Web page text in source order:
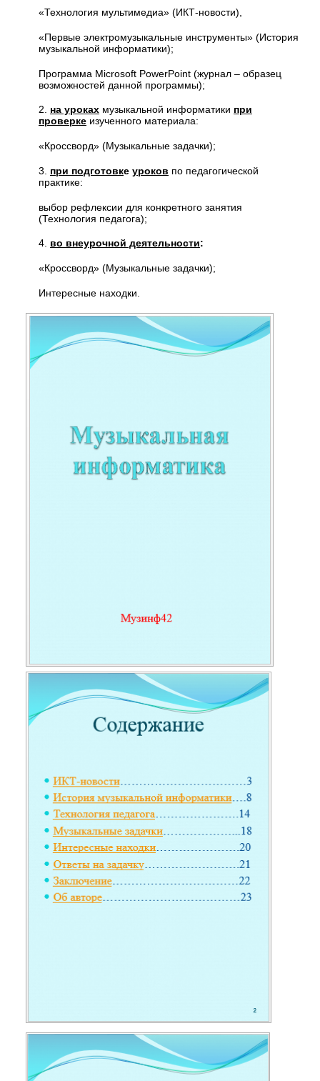
«Технология мультимедиа» (ИКТ-новости),
«Первые электромузыкальные инструменты» (История
музыкальной информатики);
Программа Microsoft PowerPoint (журнал – образец
возможностей данной программы);
2. на уроках музыкальной информатики при
проверке изученного материала:
«Кроссворд» (Музыкальные задачки);
3. при подготовке уроков по педагогической
практике:
выбор рефлексии для конкретного занятия
(Технология педагога);
4. во внеурочной деятельности:
«Кроссворд» (Музыкальные задачки);
Интересные находки.